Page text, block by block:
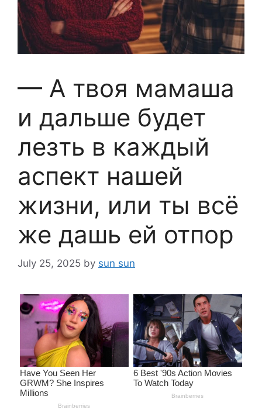
— А твоя мамаша
и дальше будет
лезть в каждый
аспект нашей
жизни, или ты всё
же дашь ей отпор
July 25, 2025 by sun sun